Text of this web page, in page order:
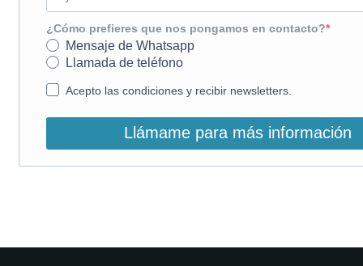
¿Cómo prefieres que nos pongamos en contacto?
Mensaje de Whatsapp
Llamada de teléfono
Acepto las condiciones y recibir newsletters.
Llámame para más información